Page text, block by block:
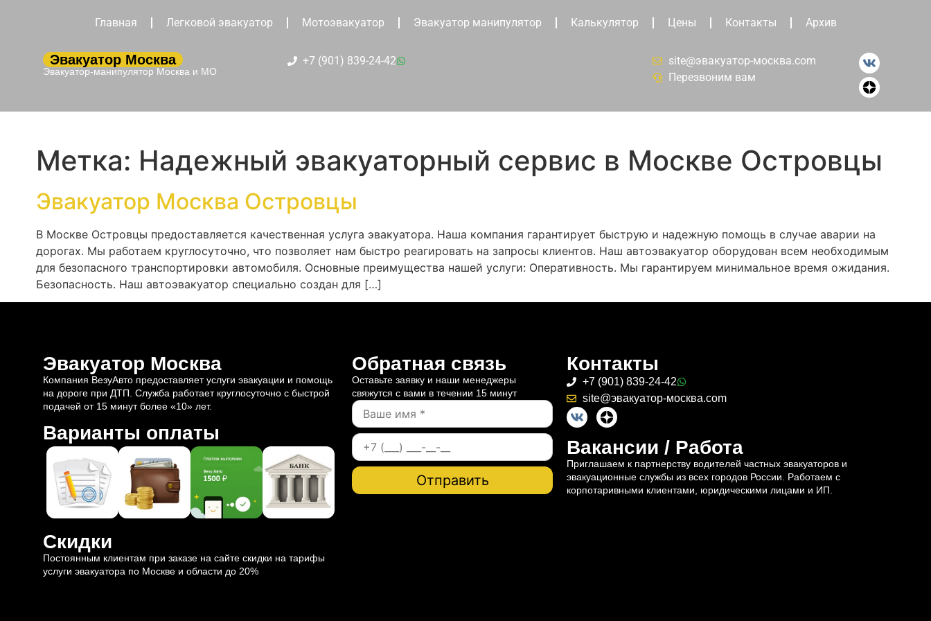
Главная Легковой эвакуатор Мотоэвакуатор Эвакуатор манипулятор Калькулятор Цены Контакты Архив
Эвакуатор Москва
Эвакуатор-манипулятор Москва и МО
+7 (901) 839-24-42
site@эвакуатор-москва.com
Перезвоним вам
Метка: Надежный эвакуаторный сервис в Москве Островцы
Эвакуатор Москва Островцы
В Москве Островцы предоставляется качественная услуга эвакуатора. Наша компания гарантирует быструю и надежную помощь в случае аварии на
дорогах. Мы работаем круглосуточно, что позволяет нам быстро реагировать на запросы клиентов. Наш автоэвакуатор оборудован всем необходимым
для безопасного транспортировки автомобиля. Основные преимущества нашей услуги: Оперативность. Мы гарантируем минимальное время ожидания.
Безопасность. Наш автоэвакуатор специально создан для […]
Эвакуатор Москва
Компания ВезуАвто предоставляет услуги эвакуации и помощь
на дороге при ДТП. Служба работает круглосуточно с быстрой
подачей от 15 минут более «10» лет.
Варианты оплаты
Скидки
Постоянным клиентам при заказе на сайте скидки на тарифы
услуги эвакуатора по Москве и области до 20%
Обратная связь
Оставьте заявку и наши менеджеры
свяжутся с вами в течении 15 минут
Контакты
+7 (901) 839-24-42
site@эвакуатор-москва.com
Вакансии / Работа
Приглашаем к партнерству водителей частных эвакуаторов и
эвакуационные службы из всех городов России. Работаем с
корпотаривными клиентами, юридическими лицами и ИП.